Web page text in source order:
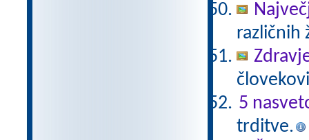
različnih
5
trditve.